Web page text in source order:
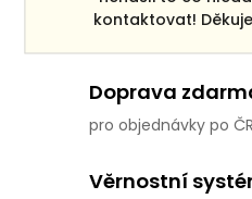
kontaktovat!
ke každé objednávce
Doprava
pro objednávky po
Věrnostní